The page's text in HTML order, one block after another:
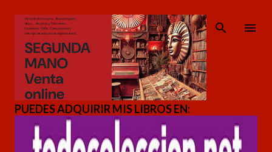
Ir al contenido principal
PUEDES ADQUIRIR MIS LIBROS EN: